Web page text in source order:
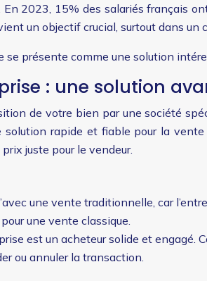
2023, 15% des salariés français
un objectif crucial, surtout dans un
présente comme une solution
: une solution
de votre bien par une société
rapide et fiable pour la
juste pour le vendeur.
une vente traditionnelle, car
une vente classique.
est un acheteur solide et engagé.
ou annuler la transaction.